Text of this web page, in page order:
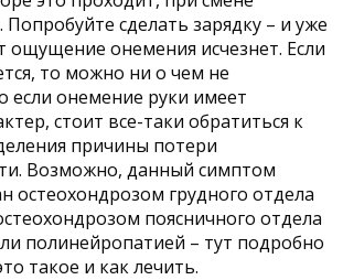
сделать зарядку – и уже
ощущение онемения исчезнет. Если
то можно ни о чем не
если онемение руки имеет
стоит все-таки обратиться к
причины потери
Возможно, данный симптом
остеохондрозом грудного отдела
поясничного отдела
полинейропатией – тут подробно
такое и как лечить.